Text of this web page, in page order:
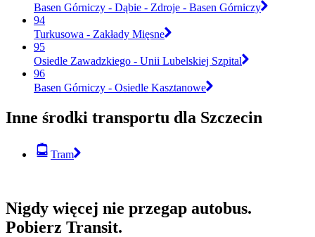
Basen Górniczy - Dąbie - Zdroje - Basen Górniczy
94
Turkusowa - Zakłady Mięsne
95
Osiedle Zawadzkiego - Unii Lubelskiej Szpital
96
Basen Górniczy - Osiedle Kasztanowe
Inne środki transportu dla Szczecin
Tram
Nigdy więcej nie przegap autobus.
Pobierz Transit.